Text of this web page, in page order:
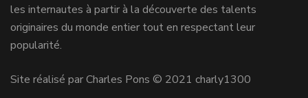
les internautes à partir à la découverte des talents
originaires du monde entier tout en respectant leur
popularité.
Site réalisé par Charles Pons © 2021 charly1300